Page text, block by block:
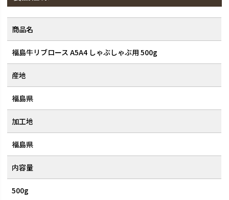
商品名
福島牛リブロース A5A4 しゃぶしゃぶ用 500g
産地
福島県
加工地
福島県
内容量
500g